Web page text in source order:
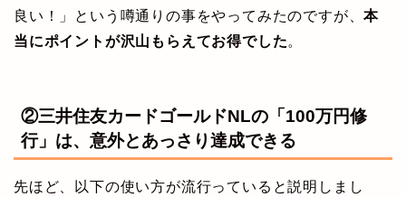
良い！」という噂通りの事をやってみたのですが、本
当にポイントが沢山もらえてお得でした。
②三井住友カードゴールドNLの「100万円修
行」は、意外とあっさり達成できる
先ほど、以下の使い方が流行っていると説明しまし